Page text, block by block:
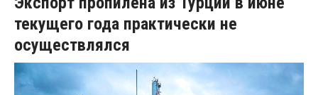
текущего года практически не
осуществлялся